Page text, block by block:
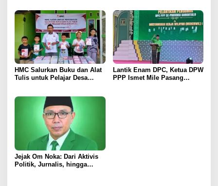
HMC Salurkan Buku dan Alat
Tulis untuk Pelajar Desa
Depan
Lantik Enam DPC, Ketua DPW
PPP Ismet Mile Pasang
Jejak Om Noka: Dari Aktivis
Politik, Jurnalis, hingga